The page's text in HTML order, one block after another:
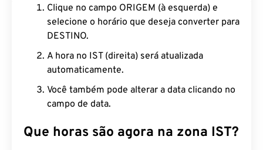
Clique no campo ORIGEM (à esquerda) e
selecione o horário que deseja converter para
DESTINO.
A hora no IST (direita) será atualizada
automaticamente.
Você também pode alterar a data clicando no
campo de data.
Que horas são agora na zona IST?